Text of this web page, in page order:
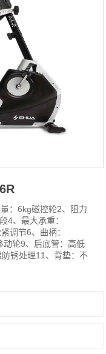
：6kg磁控轮2、阻力
4、最大承重：
调节6、曲柄：
动轮9、后底管：高低
锈处理11、背垫：不